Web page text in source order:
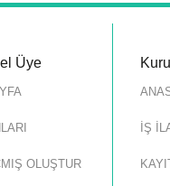
Üye
OLUŞTUR
İŞ